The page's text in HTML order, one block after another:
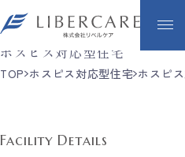
Hospice
ホスピス対応型住宅
TOP ホスピス対応型住宅 ホスピ
Facility Details